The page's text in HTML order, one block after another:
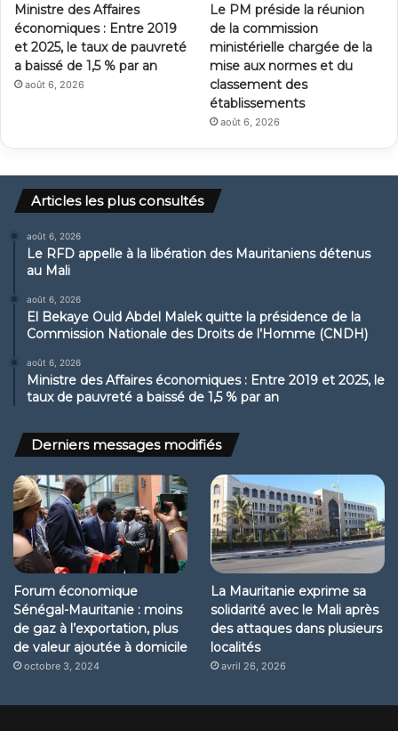
Ministre des Affaires
économiques : Entre 2019
et 2025, le taux de pauvreté
a baissé de 1,5 % par an
août 6, 2026
Le PM préside la réunion
de la commission
ministérielle chargée de la
mise aux normes et du
classement des
établissements
août 6, 2026
Articles les plus consultés
août 6, 2026
Le RFD appelle à la libération des Mauritaniens détenus
au Mali
août 6, 2026
El Bekaye Ould Abdel Malek quitte la présidence de la
Commission Nationale des Droits de l’Homme (CNDH)
août 6, 2026
Ministre des Affaires économiques : Entre 2019 et 2025, le
taux de pauvreté a baissé de 1,5 % par an
Derniers messages modifiés
Forum économique
Sénégal-Mauritanie : moins
de gaz à l’exportation, plus
de valeur ajoutée à domicile
octobre 3, 2024
La Mauritanie exprime sa
solidarité avec le Mali après
des attaques dans plusieurs
localités
avril 26, 2026